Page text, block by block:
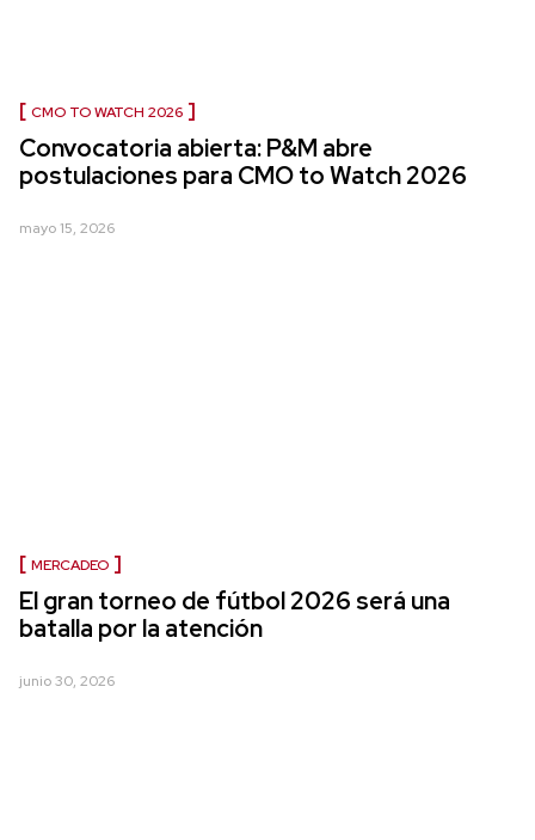
CMO TO WATCH 2026
Convocatoria abierta: P&M abre
postulaciones para CMO to Watch 2026
mayo 15, 2026
MERCADEO
El gran torneo de fútbol 2026 será una
batalla por la atención
junio 30, 2026